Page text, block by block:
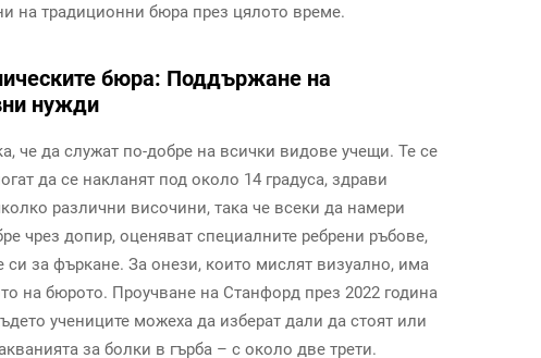
на традиционни бюра през цялото време.
бюра: Поддържане на
нужди
че да служат по-добре на всички видове учещи. Те се
да се накланят под около 14 градуса, здрави
различни височини, така че всеки да намери
чрез допир, оценяват специалните ребрени ръбове,
си за фъркане. За онези, които мислят визуално, има
на бюрото. Проучване на Станфорд през 2022 година
учениците можеха да изберат дали да стоят или
за болки в гърба – с около две трети.